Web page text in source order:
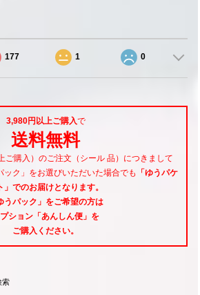
177 1 0
3,980円以上ご購入で
送料無料
ご購入）のご注文（シール 品）につきまして
ック」をお選びいただいた場合でも
「ゆうパケ
」でのお届けとなります。
うパック」をご希望の方は
ション「あんしん便」 を
ご購入ください。
索